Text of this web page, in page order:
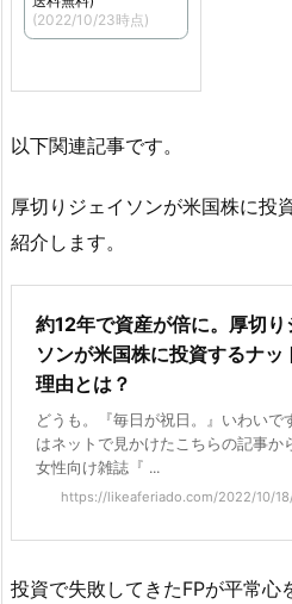
(2022/10/23時点)
以下関連記事です。
厚切りジェイソンが米国株に投
紹介します。
約12年で資産が倍に。厚切り
ソンが米国株に投資するナッ
理由とは？
どうも。『毎日が祝日。』いわいで
はネットで見かけたこちらの記事か
女性向け雑誌『 ...
https://likeaferiado.com/2022/10/
投資で失敗してきたFPが平常心